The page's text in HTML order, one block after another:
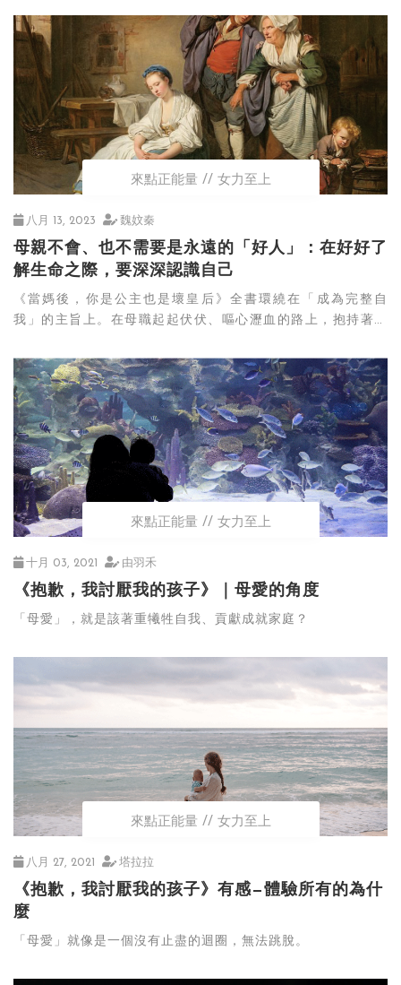
來點正能量 女力至上
八月 13, 2023 魏妏秦
母親不會、也不需要是永遠的「好人」：在好好了
解生命之際，要深深認識自己
《當媽後，你是公主也是壞皇后》全書環繞在「成為完整自
我」的主旨上。在母職起起伏伏、嘔心瀝血的路上，抱持著一
開放的態度。允許自己被影響但永遠記得要回到核心，願意進
入解決難題的狀態並有意識地抵禦內在的自我批評。
來點正能量 女力至上
十月 03, 2021 由羽禾
《抱歉，我討厭我的孩子》｜母愛的角度
「母愛」，就是該著重犧牲自我、貢獻成就家庭？
來點正能量 女力至上
八月 27, 2021 塔拉拉
《抱歉，我討厭我的孩子》有感—體驗所有的為什
麼
「母愛」就像是一個沒有止盡的迴圈，無法跳脫。